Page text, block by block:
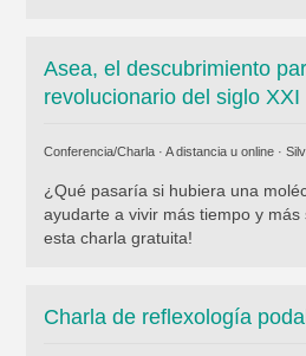
Asea, el descubrimiento
revolucionario del siglo XXI
Conferencia/Charla · A distancia u online ·
¿Qué pasaría si hubiera una
ayudarte a vivir más tiempo y más
esta charla gratuita!
Charla de reflexología